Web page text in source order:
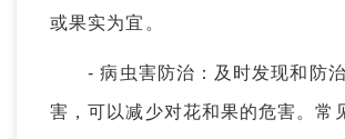
或果实为宜。
- 病虫害防治：及时发现和防治
害，可以减少对花和果的危害。常